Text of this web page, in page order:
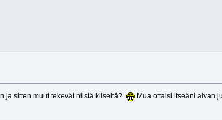
ja sitten muut tekevät niistä kliseitä? Mua ottaisi itseäni aivan